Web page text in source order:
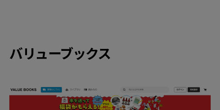
バリューブックス